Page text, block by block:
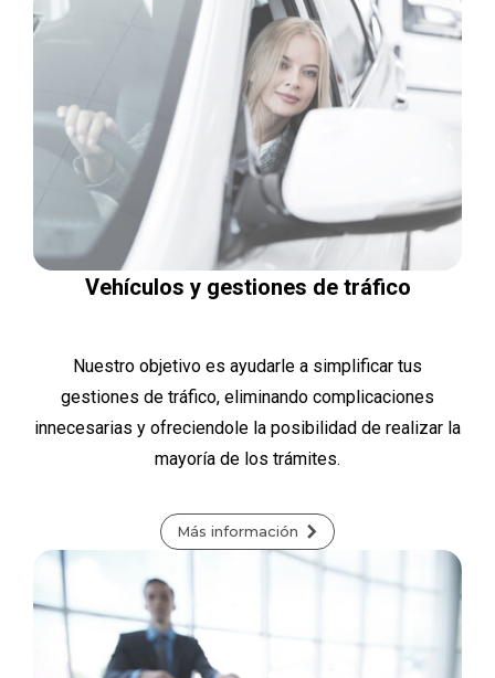
Vehículos y gestiones de tráfico
Nuestro objetivo es ayudarle a simplificar tus
gestiones de tráfico, eliminando complicaciones
innecesarias y ofreciendole la posibilidad de realizar la
mayoría de los trámites.
Más información